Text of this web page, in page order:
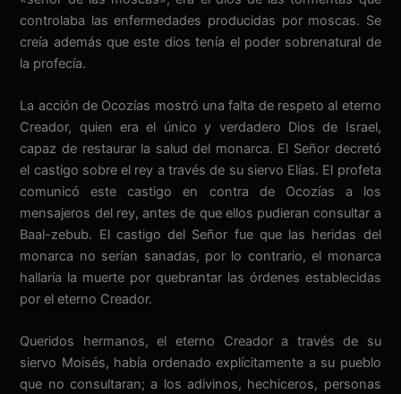
controlaba las enfermedades producidas por moscas. Se
creía además que este dios tenía el poder sobrenatural de
la profecía.
La acción de Ocozías mostró una falta de respeto al eterno
Creador, quien era el único y verdadero Dios de Israel,
capaz de restaurar la salud del monarca. El Señor decretó
el castigo sobre el rey a través de su siervo Elías. El profeta
comunicó este castigo en contra de Ocozías a los
mensajeros del rey, antes de que ellos pudieran consultar a
Baal-zebub. El castigo del Señor fue que las heridas del
monarca no serían sanadas, por lo contrario, el monarca
hallaría la muerte por quebrantar las órdenes establecidas
por el eterno Creador.
Queridos hermanos, el eterno Creador a través de su
siervo Moisés, había ordenado explícitamente a su pueblo
que no consultaran; a los adivinos, hechiceros, personas